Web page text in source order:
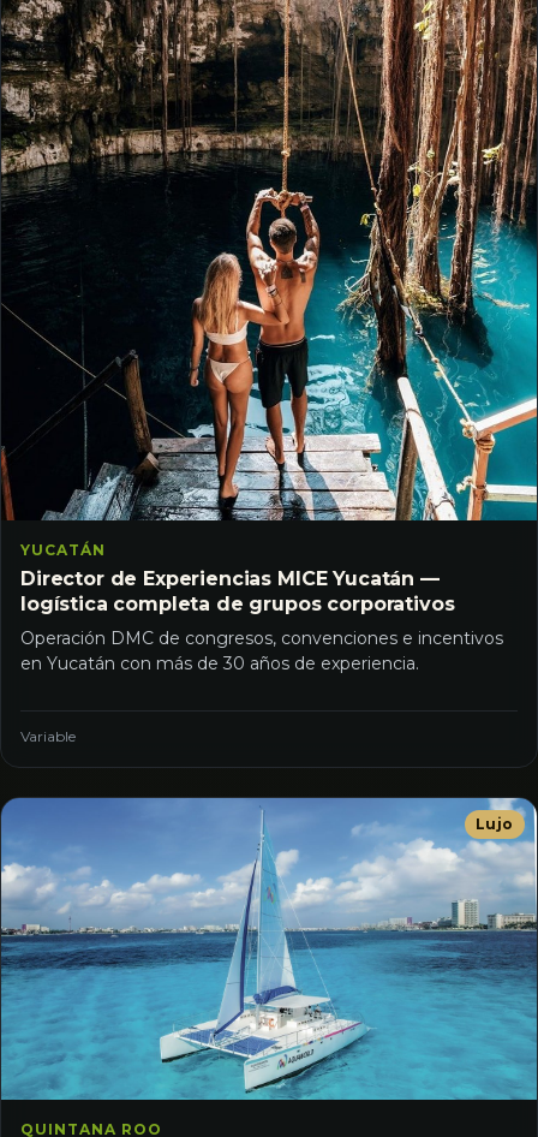
YUCATÁN
Director de Experiencias MICE Yucatán —
logística completa de grupos corporativos
Operación DMC de congresos, convenciones e incentivos
en Yucatán con más de 30 años de experiencia.
Variable
Lujo
QUINTANA ROO